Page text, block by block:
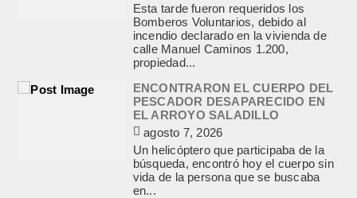
Esta tarde fueron requeridos los
Bomberos Voluntarios, debido al
incendio declarado en la vivienda de
calle Manuel Caminos 1.200,
propiedad...
ENCONTRARON EL CUERPO DEL
PESCADOR DESAPARECIDO EN
EL ARROYO SALADILLO
agosto 7, 2026
Un helicóptero que participaba de la
búsqueda, encontró hoy el cuerpo sin
vida de la persona que se buscaba
en...